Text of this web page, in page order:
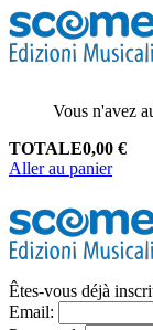
Vous n'avez
TOTALE0,00 €
Aller au panier
Êtes-vous déjà
Email: